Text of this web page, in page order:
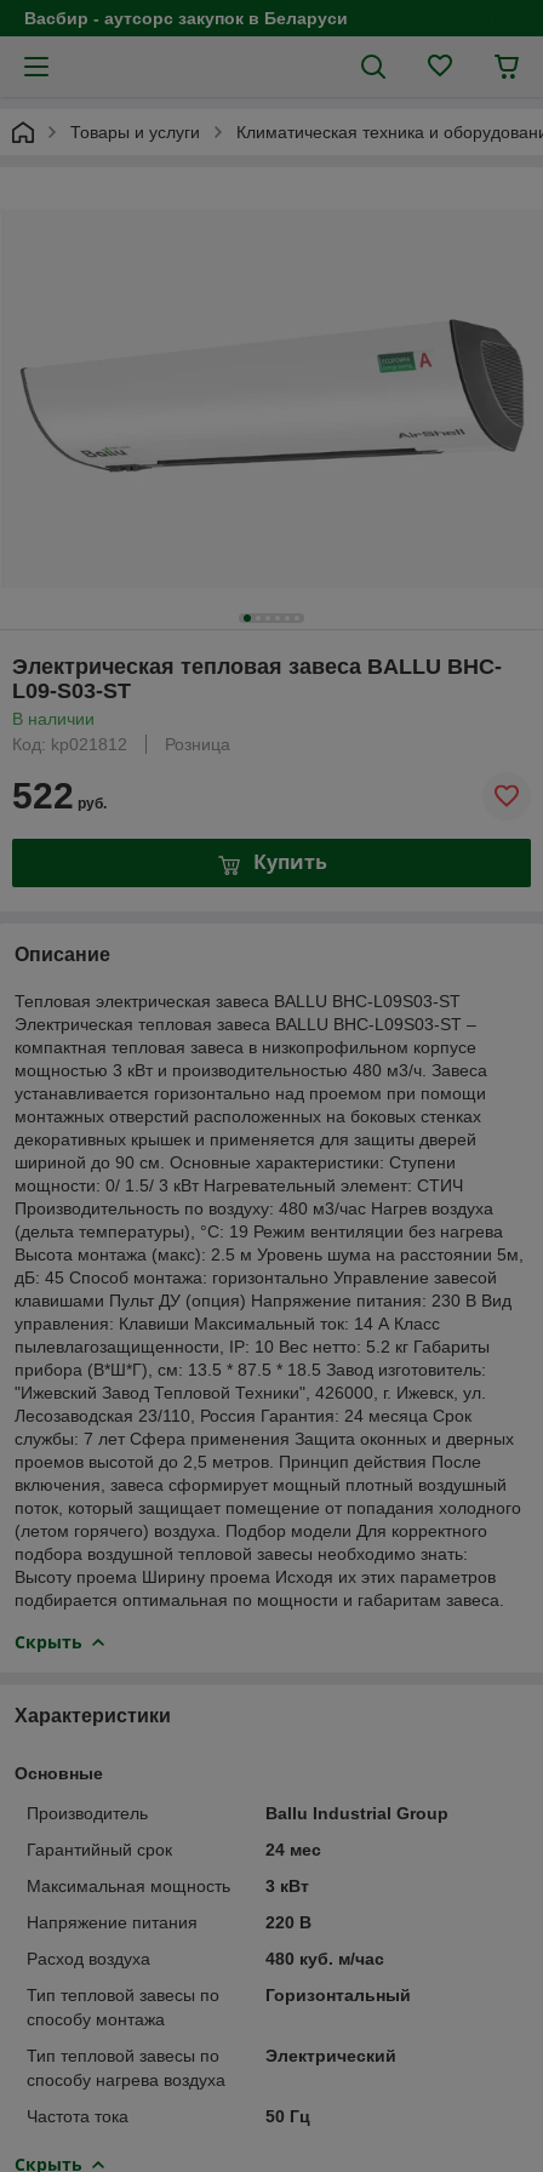
Васбир - аутсорс закупок в Беларуси
Товары и услуги Климатическая техника и
Электрическая тепловая завеса BALLU BHC-
L09-S03-ST
В наличии
Код: kp021812
Розница
522 руб.
Купить
Описание
Тепловая электрическая завеса BALLU BHC-L09S03-ST
Электрическая тепловая завеса BALLU BHC-L09S03-ST –
компактная тепловая завеса в низкопрофильном корпусе
мощностью 3 кВт и производительностью 480 м3/ч. Завеса
устанавливается горизонтально над проемом при помощи
монтажных отверстий расположенных на боковых стенках
декоративных крышек и применяется для защиты дверей
шириной до 90 см. Основные характеристики: Ступени
мощности: 0/ 1.5/ 3 кВт Нагревательный элемент: СТИЧ
Производительность по воздуху: 480 м3/час Нагрев воздуха
(дельта температуры), °С: 19 Режим вентиляции без нагрева
Высота монтажа (макс): 2.5 м Уровень шума на расстоянии 5м,
дБ: 45 Способ монтажа: горизонтально Управление завесой
клавишами Пульт ДУ (опция) Напряжение питания: 230 В Вид
управления: Клавиши Максимальный ток: 14 А Класс
пылевлагозащищенности, IP: 10 Вес нетто: 5.2 кг Габариты
прибора (В*Ш*Г), см: 13.5 * 87.5 * 18.5 Завод изготовитель:
"Ижевский Завод Тепловой Техники", 426000, г. Ижевск, ул.
Лесозаводская 23/110, Россия Гарантия: 24 месяца Срок
службы: 7 лет Сфера применения Защита оконных и дверных
проемов высотой до 2,5 метров. Принцип действия После
включения, завеса сформирует мощный плотный воздушный
поток, который защищает помещение от попадания холодного
(летом горячего) воздуха. Подбор модели Для корректного
подбора воздушной тепловой завесы необходимо знать:
Высоту проема Ширину проема Исходя их этих параметров
подбирается оптимальная по мощности и габаритам завеса.
Скрыть
Характеристики
Основные
Производитель
Ballu Industrial Group
Гарантийный срок
24 мес
Максимальная мощность
3 кВт
Напряжение питания
220 В
Расход воздуха
480 куб. м/час
Тип тепловой завесы по
способу монтажа
Горизонтальный
Тип тепловой завесы по
способу нагрева воздуха
Электрический
Частота тока 50 Гц
Скрыть